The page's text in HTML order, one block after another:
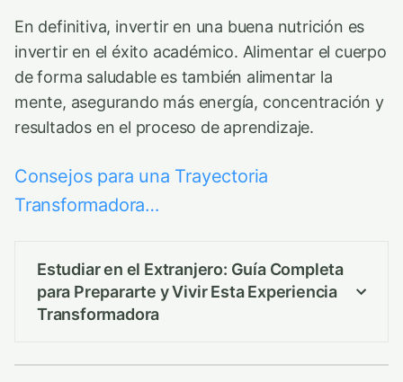
En definitiva, invertir en una buena nutrición es
invertir en el éxito académico. Alimentar el cuerpo
de forma saludable es también alimentar la
mente, asegurando más energía, concentración y
resultados en el proceso de aprendizaje.
Consejos para una Trayectoria
Transformadora…
Estudiar en el Extranjero: Guía Completa
para Prepararte y Vivir Esta Experiencia
Transformadora